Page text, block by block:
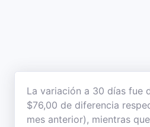
La variación a 30 días fue
$76,00 de diferencia
mes anterior), mientras